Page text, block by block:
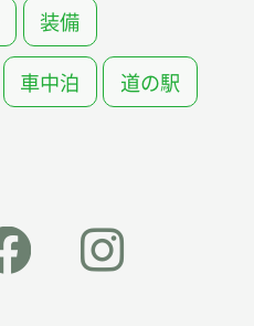
装備
車中泊 道の駅